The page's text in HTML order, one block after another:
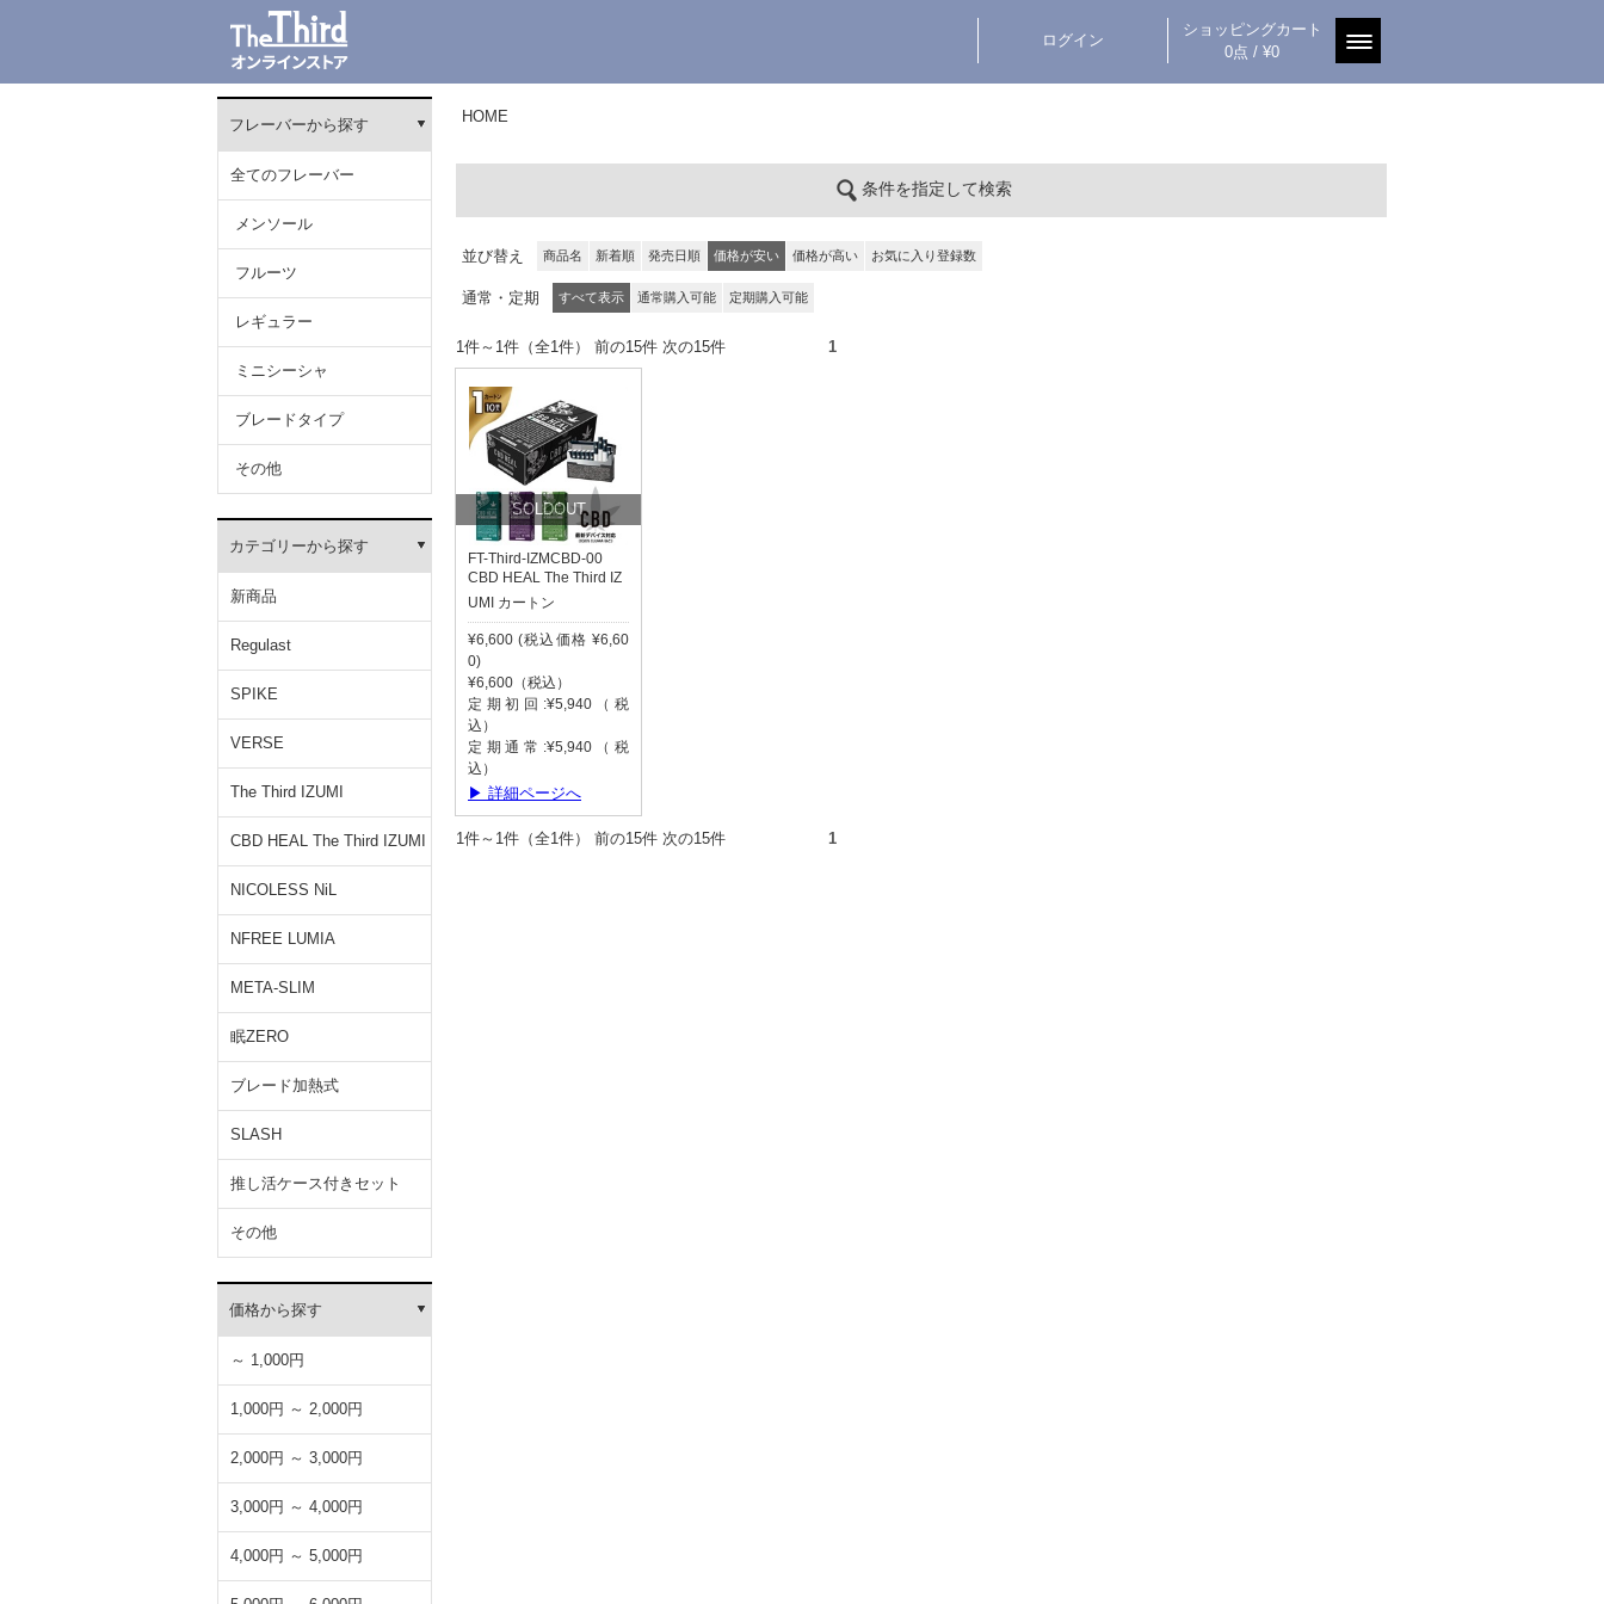
ログイン
ショッピングカート
0点 / ¥0
フレーバーから探す
全てのフレーバー
メンソール
フルーツ
レギュラー
ミニシーシャ
ブレードタイプ
その他
カテゴリーから探す
新商品
Regulast
SPIKE
VERSE
The Third IZUMI
CBD HEAL The Third IZUMI
NICOLESS NiL
NFREE LUMIA
META-SLIM
眠ZERO
ブレード加熱式
SLASH
推し活ケース付きセット
その他
価格から探す
～ 1,000円
1,000円 ～ 2,000円
2,000円 ～ 3,000円
3,000円 ～ 4,000円
4,000円 ～ 5,000円
HOME
条件を指定して検索
並び替え 商品名 新着順 発売日順 価格が安い 価格が高い お気に入り登録数
通常・定期 すべて表示 通常購入可能 定期購入可能
1件～1件（全1件） 前の15件 次の15件 1
SOLDOUT
FT-Third-IZMCBD-00
CBD HEAL The Third IZ
UMI カートン
¥6,600 (税込価格 ¥6,60
0)
¥6,600（税込）
定期初回:¥5,940（税
込）
定期通常:¥5,940（税
込）
▶ 詳細ページへ
1件～1件（全1件） 前の15件 次の15件 1